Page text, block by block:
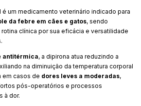
é um medicamento veterinário indicado para
da febre em cães e gatos, sendo
clínica por sua eficácia e versatilidade
antitérmica, a dipirona atua reduzindo a
na diminuição da temperatura corporal
em casos de dores leves a moderadas,
pós-operatórios e processos
à dor.